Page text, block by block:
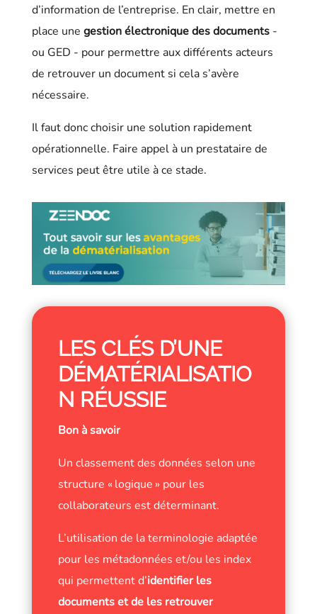
d’information de l’entreprise. En clair, mettre en
place une gestion électronique des documents-
ou GED - pour permettre aux différents acteurs
de retrouver un document si cela s’avère
nécessaire.
Il faut donc choisir une solution rapidement
opérationnelle. Faire appel à un prestataire de
services peut être utile à ce stade.
LES CLÉS D’UNE
DÉMATÉRIALISATIO
N RÉUSSIE
Bon à savoir
Un classement des données selon une
structure « logique » pour les
collaborateurs est déterminant.
L’utilisation de la terminologie adaptée
pour les métadonnées et/ou les index
qui permettent d’identifier les
documents et de les retrouver